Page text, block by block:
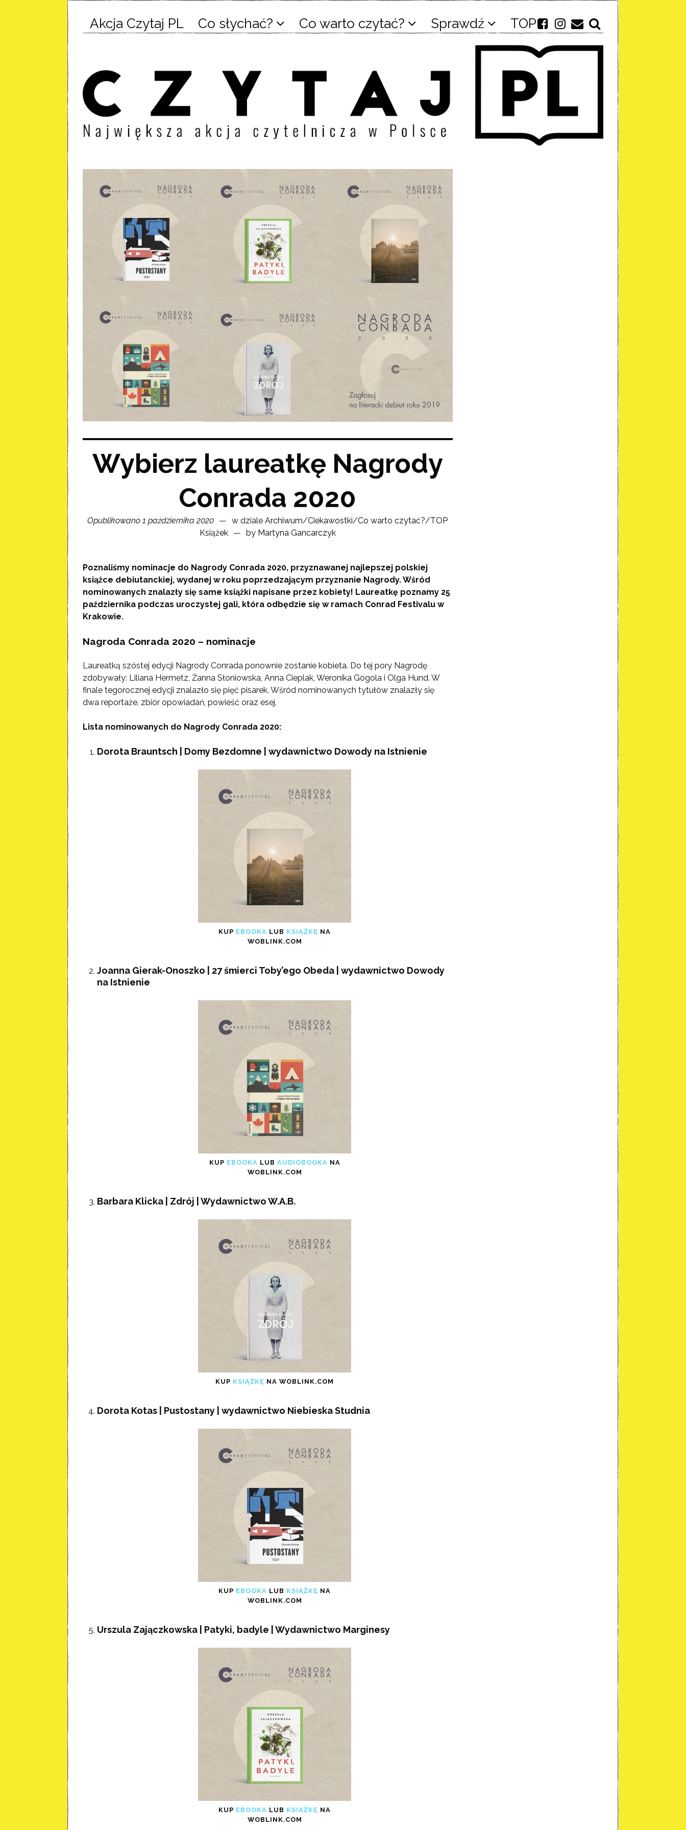
Akcja Czytaj PL Co słychać? Co warto czytać? Sprawdź TOP
Wybierz laureatkę Nagrody
Conrada 2020
Opublikowano 1 października 2020 w dzialeArchiwum/Ciekawostki/Co warto czytać?/TOP
Książek
by Martyna Gancarczyk
Poznaliśmy nominacje do Nagrody Conrada 2020, przyznawanej najlepszej polskiej
książce debiutanckiej, wydanej w roku poprzedzającym przyznanie Nagrody. Wśród
nominowanych znalazły się same książki napisane przez kobiety! Laureatkę poznamy 25
października podczas uroczystej gali, która odbędzie się w ramach Conrad Festivalu w
Krakowie.
Nagroda Conrada 2020 – nominacje
Laureatką szóstej edycji Nagrody Conrada ponownie zostanie kobieta. Do tej pory Nagrodę
zdobywały: Liliana Hermetz, Żanna Słoniowska, Anna Cieplak, Weronika Gogola i Olga Hund. W
finale tegorocznej edycji znalazło się pięć pisarek. Wśród nominowanych tytułów znalazły się
dwa reportaże, zbiór opowiadań, powieść oraz esej.
Lista nominowanych do Nagrody Conrada 2020:
Dorota Brauntsch | Domy Bezdomne | wydawnictwo Dowody na Istnienie
KUP EBOOKA LUB KSIĄŻKĘ NA
WOBLINK.COM
Joanna Gierak-Onoszko | 27 śmierci Toby’ego Obeda | wydawnictwo Dowody
na Istnienie
KUP EBOOKA LUB AUDIOBOOKA NA
WOBLINK.COM
Barbara Klicka | Zdrój | Wydawnictwo W.A.B.
KUP KSIĄŻKĘ NA WOBLINK.COM
Dorota Kotas | Pustostany | wydawnictwo Niebieska Studnia
KUP EBOOKA LUB KSIĄŻKĘ NA
WOBLINK.COM
Urszula Zajączkowska | Patyki, badyle | Wydawnictwo Marginesy
KUP EBOOKA LUB KSIĄŻKĘ NA
WOBLINK.COM